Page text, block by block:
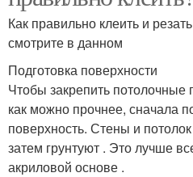
Как правильно клеить и
смотрите в данном
Подготовка поверхности
Чтобы закрепить потолочные
как можно прочнее, сначала
поверхность. Стены и
затем грунтуют . Это лучше
акриловой основе .